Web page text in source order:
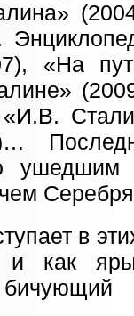
«На
ушедшим
в
и как